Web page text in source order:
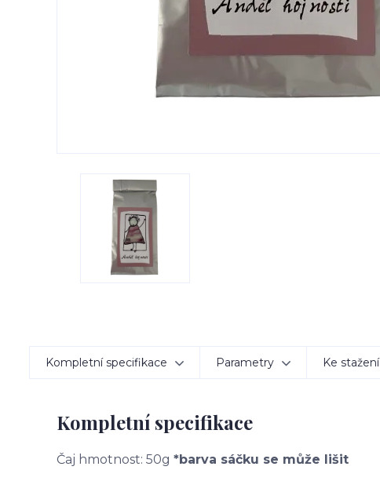
Kompletní specifikace Parametry Ke stažení
Kompletní specifikace
Čaj hmotnost: 50g *barva sáčku se může lišit